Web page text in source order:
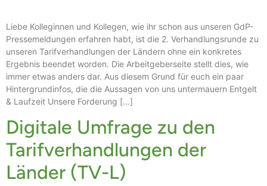
Liebe Kolleginnen und Kollegen, wie ihr schon aus unseren GdP-
Pressemeldungen erfahren habt, ist die 2. Verhandlungsrunde zu
unseren Tarifverhandlungen der Ländern ohne ein konkretes
Ergebnis beendet worden. Die Arbeitgeberseite stellt dies, wie
immer etwas anders dar. Aus diesem Grund für euch ein paar
Hintergrundinfos, die die Aussagen von uns untermauern Entgelt
& Laufzeit Unsere Forderung […]
Digitale Umfrage zu den
Tarifverhandlungen der
Länder (TV-L)